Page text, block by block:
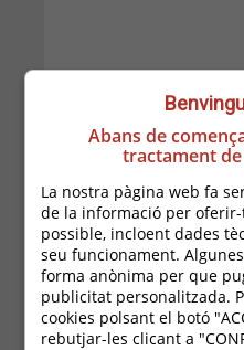
30/10/2020
Abans de
tractament
La nostra pàgina web fa
de la informació per
possible, incloent dades
seu funcionament.
forma anònima per que
publicitat personalitzada.
cookies polsant el botó
rebutjar-les clicant a